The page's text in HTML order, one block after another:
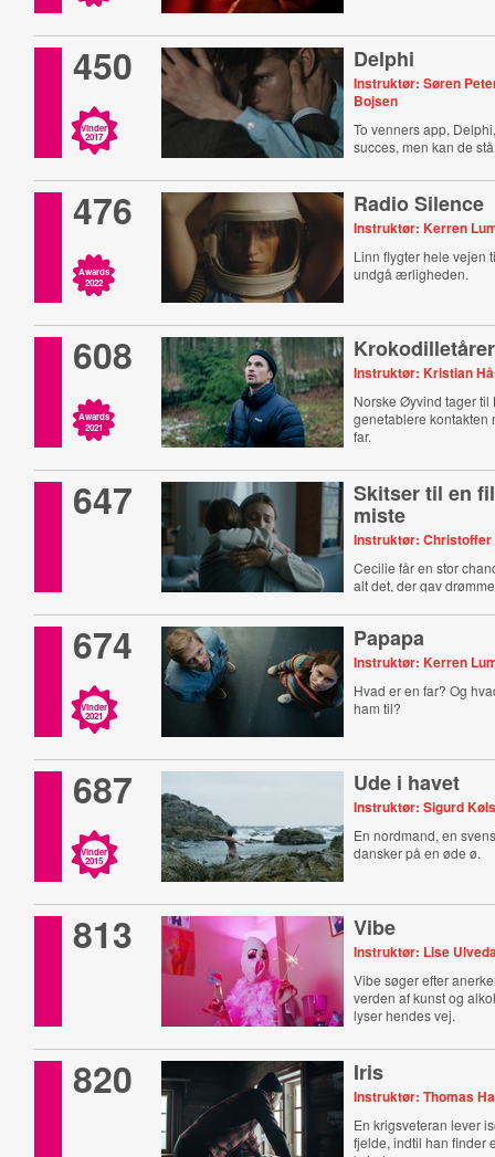
450
Vinder
2017
Delphi
Instruktør: Søren
Bojsen
To venners app,
succes, men kan de
476
Awards
2022
Radio Silence
Instruktør: Kerren
Linn flygter hele vejen
undgå ærligheden.
608
Awards
2021
Krokodilletårer
Instruktør: Kristian
Norske Øyvind tager til
genetablere kontakten
far.
647 Skitser til en
miste
Instruktør: Christoffer
Cecilie får en stor
alt det, der gav
674
Vinder
2021
Papapa
Instruktør: Kerren
Hvad er en far? Og
ham til?
687
Vinder
2015
Ude i havet
Instruktør: Sigurd
En nordmand, en
dansker på en øde ø.
813 Vibe
Instruktør: Lise
Vibe søger efter
verden af kunst og
lyser hendes vej.
820 Iris
Instruktør: Thomas
En krigsveteran lever
fjelde, indtil han finder